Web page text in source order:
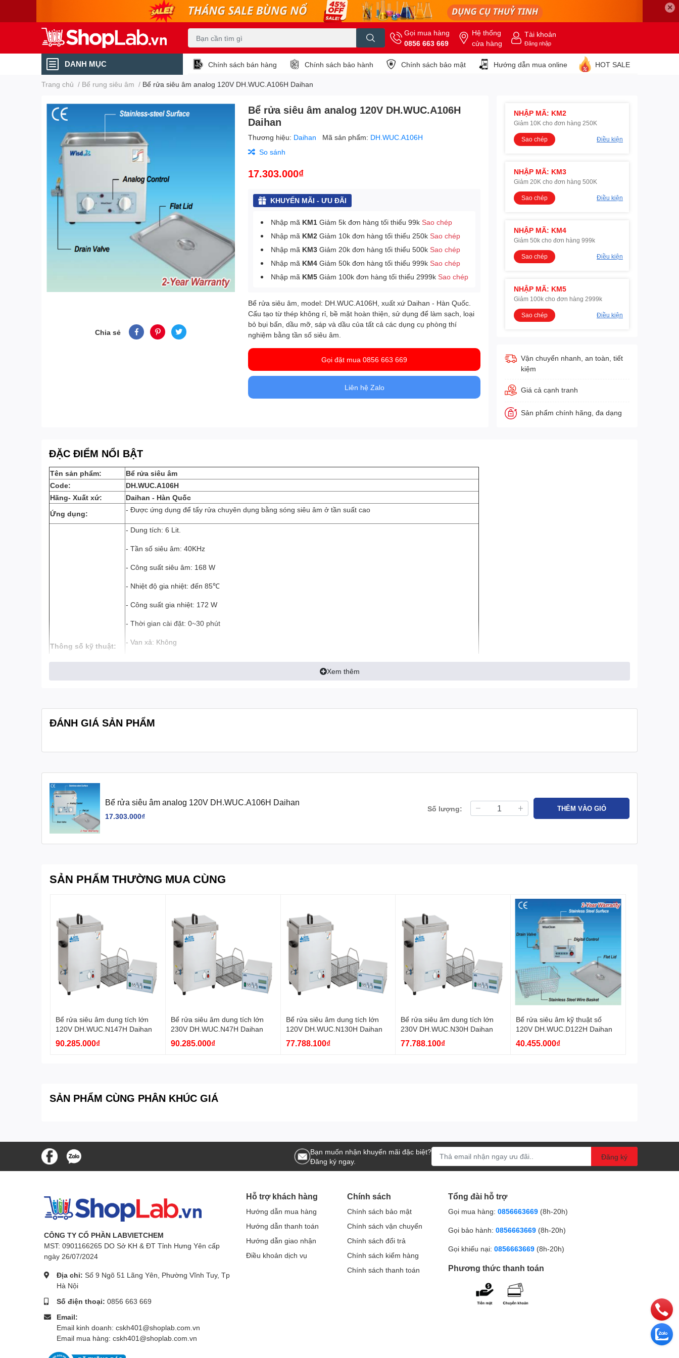
✕
Gọi mua hàng
0856 663 669
Hệ thống
cửa hàng
Tài khoản
Đăng nhập
DANH MỤC Chính sách bán hàng Chính sách bảo hành Chính sách bảo mật Hướng dẫn mua online HOT SALE
Trang chủ / Bể rung siêu âm / Bể rửa siêu âm analog 120V DH.WUC.A106H Daihan
Chia sẻ
Bể rửa siêu âm analog 120V DH.WUC.A106H
Daihan
Thương hiệu: Daihan Mã sản phẩm: DH.WUC.A106H
So sánh
17.303.000₫
KHUYẾN MÃI - ƯU ĐÃI
Nhập mã KM1 Giảm 5k đơn hàng tối thiểu 99kSao chép
Nhập mã KM2 Giảm 10k đơn hàng tối thiểu 250kSao chép
Nhập mã KM3 Giảm 20k đơn hàng tối thiểu 500kSao chép
Nhập mã KM4 Giảm 50k đơn hàng tối thiểu 999kSao chép
Nhập mã KM5 Giảm 100k đơn hàng tối thiểu 2999kSao chép
Bể rửa siêu âm, model: DH.WUC.A106H, xuất xứ Daihan - Hàn Quốc.
Cấu tạo từ thép không rỉ, bề mặt hoàn thiện, sử dụng để làm sạch, loại
bỏ bụi bẩn, dầu mỡ, sáp và dầu của tất cả các dụng cụ phòng thí
nghiệm bằng tần số siêu âm.
Gọi đặt mua 0856 663 669
Liên hệ Zalo
NHẬP MÃ: KM2
Giảm 10K cho đơn hàng 250K
Sao chép Điều kiện
NHẬP MÃ: KM3
Giảm 20K cho đơn hàng 500K
Sao chép Điều kiện
NHẬP MÃ: KM4
Giảm 50k cho đơn hàng 999k
Sao chép Điều kiện
NHẬP MÃ: KM5
Giảm 100k cho đơn hàng 2999k
Sao chép Điều kiện
Vận chuyển nhanh, an toàn, tiết
kiệm
Giá cả cạnh tranh
Sản phẩm chính hãng, đa dạng
ĐẶC ĐIỂM NỔI BẬT
Tên sản phẩm:
Bể rửa siêu âm
Code:
DH.WUC.A106H
Hãng- Xuất xứ:
Daihan - Hàn Quốc
Ứng dụng:
- Được ứng dụng để tẩy rửa chuyên dụng bằng sóng siêu âm ở tần suất cao
Thông số kỹ thuật:
- Dung tích: 6 Lit.
- Tần số siêu âm: 40KHz
- Công suất siêu âm: 168 W
- Nhiệt độ gia nhiệt: đến 85℃
- Công suất gia nhiệt: 172 W
- Thời gian cài đặt: 0~30 phút
- Van xả: Không
- Kích thước bên trong: 290×150×150
- Trọng lượng net: 5.3 kg
- Kích thước tổng: 6 kg
- Nguồn điện: 1 Pha, AC 120 V
Tính năng:
- Bề mặt bên trong bằng thép không gỉ
Xem thêm
ĐÁNH GIÁ SẢN PHẨM
Bể rửa siêu âm analog 120V DH.WUC.A106H Daihan
17.303.000₫
Số lượng: THÊM VÀO GIỎ
SẢN PHẨM THƯỜNG MUA CÙNG
Bể rửa siêu âm dung tích lớn
120V DH.WUC.N147H Daihan
90.285.000₫
Bể rửa siêu âm dung tích lớn
230V DH.WUC.N47H Daihan
90.285.000₫
Bể rửa siêu âm dung tích lớn
120V DH.WUC.N130H Daihan
77.788.100₫
Bể rửa siêu âm dung tích lớn
230V DH.WUC.N30H Daihan
77.788.100₫
Bể rửa siêu âm kỹ thuật số
120V DH.WUC.D122H Daihan
40.455.000₫
SẢN PHẨM CÙNG PHÂN KHÚC GIÁ
Bạn muốn nhận khuyến mãi đặc biệt?
Đăng ký ngay.
Đăng ký
CÔNG TY CỔ PHẦN LABVIETCHEM
MST: 0901166265 DO Sở KH & ĐT Tỉnh Hưng Yên cấp
ngày 26/07/2024
Địa chỉ: Số 9 Ngõ 51 Lãng Yên, Phường Vĩnh Tuy, Tp
Hà Nội
Số điện thoại: 0856 663 669
Email:
Email kinh doanh: cskh401@shoplab.com.vn
Email mua hàng: cskh401@shoplab.com.vn
Hỗ trợ khách hàng
Hướng dẫn mua hàng
Hướng dẫn thanh toán
Hướng dẫn giao nhận
Điều khoản dịch vụ
Chính sách
Chính sách bảo mật
Chính sách vận chuyển
Chính sách đổi trả
Chính sách kiểm hàng
Chính sách thanh toán
Tổng đài hỗ trợ
Gọi mua hàng: 0856663669 (8h-20h)
Gọi bảo hành: 0856663669 (8h-20h)
Gọi khiếu nại: 0856663669 (8h-20h)
Phương thức thanh toán